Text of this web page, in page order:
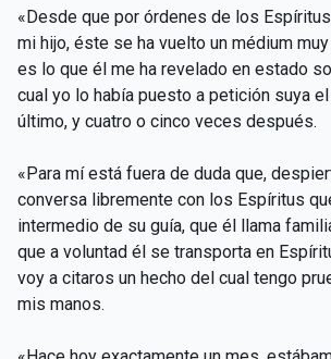
«Desde que por órdenes de los
mi hijo, éste se ha vuelto un médium
es lo que él me ha revelado en estado
cual yo lo había puesto a petición suya
último, y cuatro o cinco veces después.
«Para mí está fuera de duda que,
conversa libremente con los Espíritus
intermedio de su guía, que él llama
que a voluntad él se transporta en
voy a citaros un hecho del cual tengo
mis manos.